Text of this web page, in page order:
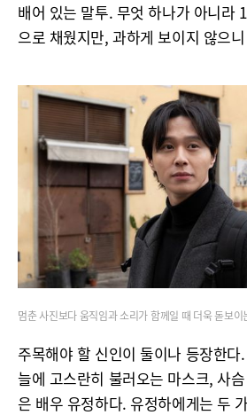
배어 있는 말투. 무엇 하나가 아니라
으로 채웠지만, 과하게 보이지 않으
멈춘 사진보다 움직임과 소리가 함께일 때 더욱 돋보
주목해야 할 신인이 둘이나 등장한
늘에 고스란히 불러오는 마스크, 사
은 배우 유정하다. 유정하에게는 두